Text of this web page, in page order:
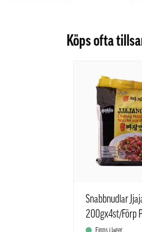
Köps ofta
Snabbnudlar
200gx4st/Förp
KoreanFinns i lager